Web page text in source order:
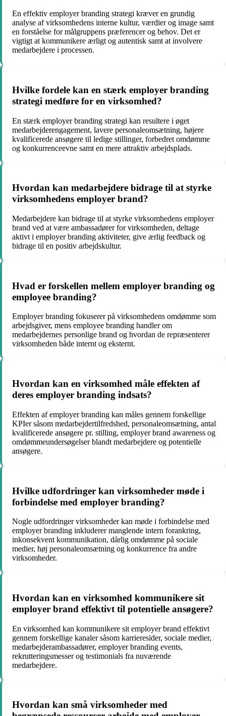
En effektiv employer branding strategi kræver en grundig
analyse af virksomhedens interne kultur, værdier og image samt
en forståelse for målgruppens præferencer og behov. Det er
vigtigt at kommunikere ærligt og autentisk samt at involvere
medarbejdere i processen.
Hvilke fordele kan en stærk employer branding
strategi medføre for en virksomhed?
En stærk employer branding strategi kan resultere i øget
medarbejderengagement, lavere personaleomsætning, højere
kvalificerede ansøgere til ledige stillinger, forbedret omdømme
og konkurrenceevne samt en mere attraktiv arbejdsplads.
Hvordan kan medarbejdere bidrage til at styrke
virksomhedens employer brand?
Medarbejdere kan bidrage til at styrke virksomhedens employer
brand ved at være ambassadører for virksomheden, deltage
aktivt i employer branding aktiviteter, give ærlig feedback og
bidrage til en positiv arbejdskultur.
Hvad er forskellen mellem employer branding og
employee branding?
Employer branding fokuserer på virksomhedens omdømme som
arbejdsgiver, mens employee branding handler om
medarbejdernes personlige brand og hvordan de repræsenterer
virksomheden både internt og eksternt.
Hvordan kan en virksomhed måle effekten af
deres employer branding indsats?
Effekten af employer branding kan måles gennem forskellige
KPIer såsom medarbejdertilfredshed, personaleomsætning, antal
kvalificerede ansøgere pr. stilling, employer brand awareness og
omdømmeundersøgelser blandt medarbejdere og potentielle
ansøgere.
Hvilke udfordringer kan virksomheder møde i
forbindelse med employer branding?
Nogle udfordringer virksomheder kan møde i forbindelse med
employer branding inkluderer manglende intern forankring,
inkonsekvent kommunikation, dårlig omdømme på sociale
medier, høj personaleomsætning og konkurrence fra andre
virksomheder.
Hvordan kan en virksomhed kommunikere sit
employer brand effektivt til potentielle ansøgere?
En virksomhed kan kommunikere sit employer brand effektivt
gennem forskellige kanaler såsom karrieresider, sociale medier,
medarbejderambassadører, employer branding events,
rekrutteringsmesser og testimonials fra nuværende
medarbejdere.
Hvordan kan små virksomheder med